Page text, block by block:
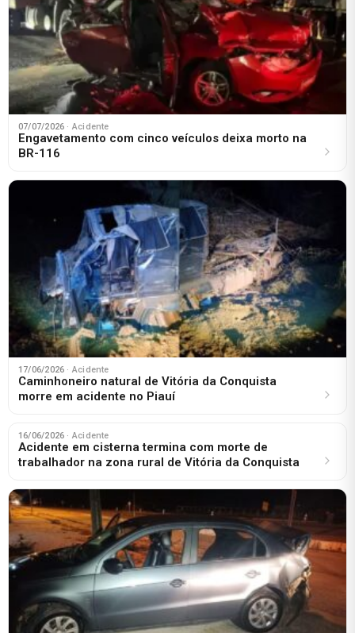
07/07/2026 · Acidente
Engavetamento com cinco veículos deixa morto na
BR-116
17/06/2026 · Acidente
Caminhoneiro natural de Vitória da Conquista
morre em acidente no Piauí
16/06/2026 · Acidente
Acidente em cisterna termina com morte de
trabalhador na zona rural de Vitória da Conquista